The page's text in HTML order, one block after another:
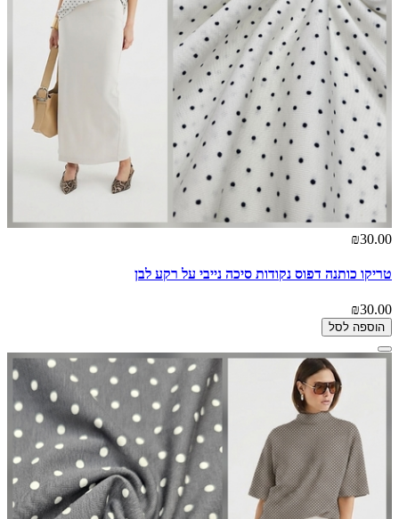
₪30.00
טריקו כותנה דפוס נקודות סיכה נייבי על רקע לבן
₪30.00
הוספה לסל